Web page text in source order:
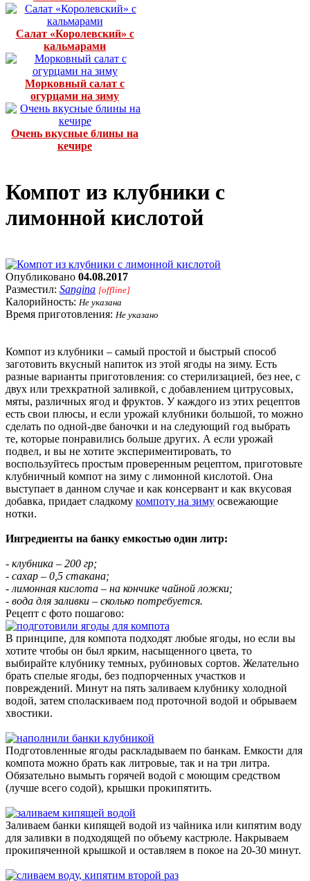
Салат «Королевский» с
кальмарами
Морковный салат с
огурцами на зиму
Очень вкусные блины на
кечире
Компот из клубники с
лимонной кислотой
Опубликовано 04.08.2017
Разместил: Sangina [offline]
Калорийность: Не указана
Время приготовления: Не указано
Компот из клубники – самый простой и быстрый способ
заготовить вкусный напиток из этой ягоды на зиму. Есть
разные варианты приготовления: со стерилизацией, без нее, с
двух или трехкратной заливкой, с добавлением цитрусовых,
мяты, различных ягод и фруктов. У каждого из этих рецептов
есть свои плюсы, и если урожай клубники большой, то можно
сделать по одной-две баночки и на следующий год выбрать
те, которые понравились больше других. А если урожай
подвел, и вы не хотите экспериментировать, то
воспользуйтесь простым проверенным рецептом, приготовьте
клубничный компот на зиму с лимонной кислотой. Она
выступает в данном случае и как консервант и как вкусовая
добавка, придает сладкому компоту на зиму освежающие
нотки.
Ингредиенты на банку емкостью один литр:
- клубника – 200 гр;
- сахар – 0,5 стакана;
- лимонная кислота – на кончике чайной ложки;
- вода для заливки – сколько потребуется.
Рецепт с фото пошагово:
В принципе, для компота подходят любые ягоды, но если вы
хотите чтобы он был ярким, насыщенного цвета, то
выбирайте клубнику темных, рубиновых сортов. Желательно
брать спелые ягоды, без подпорченных участков и
повреждений. Минут на пять заливаем клубнику холодной
водой, затем споласкиваем под проточной водой и обрываем
хвостики.
Подготовленные ягоды раскладываем по банкам. Емкости для
компота можно брать как литровые, так и на три литра.
Обязательно вымыть горячей водой с моющим средством
(лучше всего содой), крышки прокипятить.
Заливаем банки кипящей водой из чайника или кипятим воду
для заливки в подходящей по объему кастрюле. Накрываем
прокипяченной крышкой и оставляем в покое на 20-30 минут.